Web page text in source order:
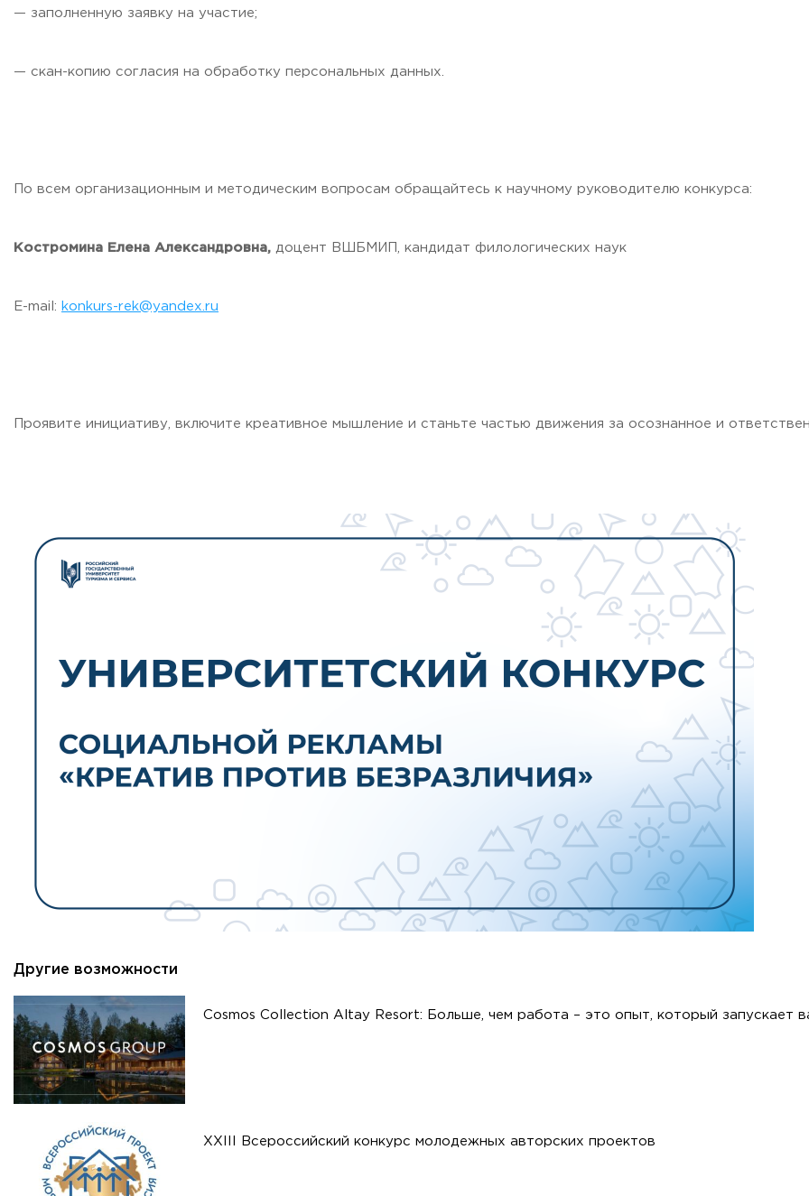
— заполненную заявку на участие;
— скан-копию согласия на обработку персональных данных.
По всем организационным и методическим вопросам обращайтесь к научному руководителю конкурса:
Костромина Елена Александровна, доцент ВШБМИП, кандидат филологических наук
E-mail: konkurs-rek@yandex.ru
Проявите инициативу, включите креативное мышление и станьте частью движения за осознанное и
Другие возможности
Cosmos Collection Altay Resort: Больше, чем работа – это опыт, который запускает
XXIII Всероссийский конкурс молодежных авторских проектов